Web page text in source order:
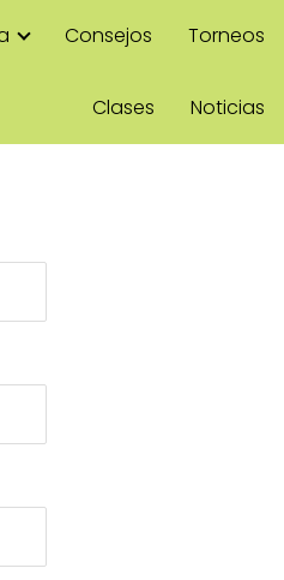
Consejos Torneos
Clases Noticias